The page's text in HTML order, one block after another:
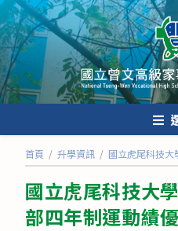
跳
轉
至
主
要
內
首頁 / 升學資訊 / 國立虎尾科技
國立虎尾科技大
部四年制運動績